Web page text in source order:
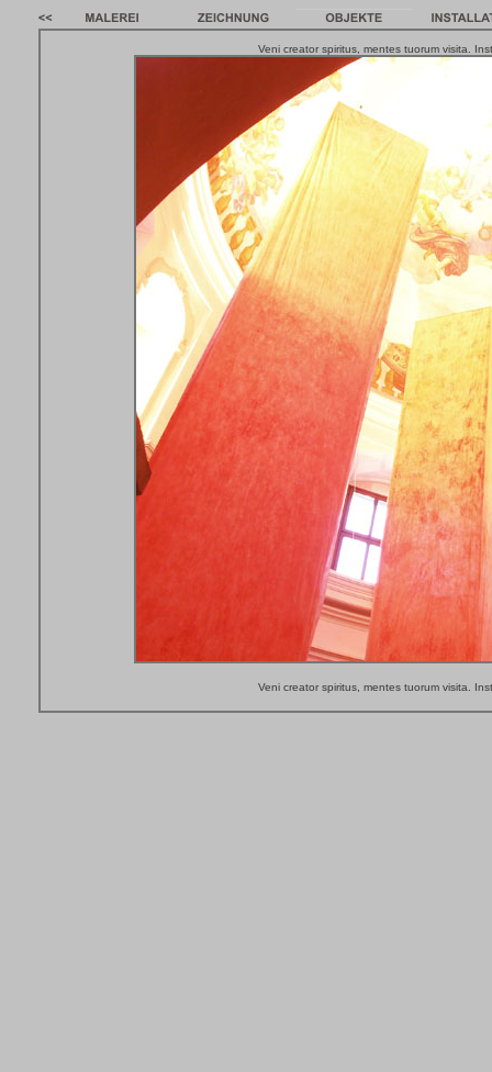
Veni creator spiritus, mentes tuorum visita.
Veni creator spiritus, mentes tuorum visita.